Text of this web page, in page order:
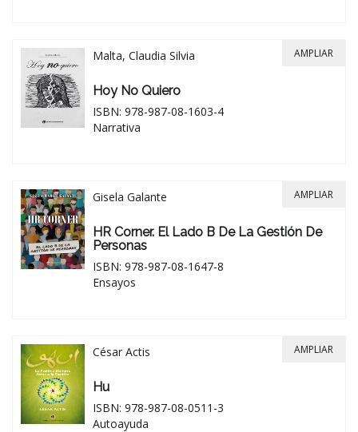
Malta, Claudia Silvia
Hoy No Quiero
ISBN: 978-987-08-1603-4
Narrativa
AMPLIAR
Gisela Galante
HR Corner. El Lado B De La Gestión De
Personas
ISBN: 978-987-08-1647-8
Ensayos
AMPLIAR
César Actis
Hu
ISBN: 978-987-08-0511-3
Autoayuda
AMPLIAR